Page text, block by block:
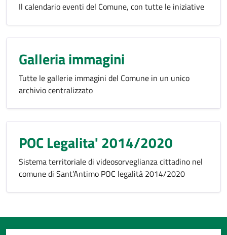
Il calendario eventi del Comune, con tutte le iniziative
Galleria immagini
Tutte le gallerie immagini del Comune in un unico
archivio centralizzato
POC Legalita' 2014/2020
Sistema territoriale di videosorveglianza cittadino nel
comune di Sant’Antimo POC legalità 2014/2020